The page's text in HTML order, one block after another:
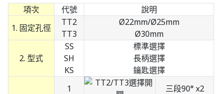
項次 代號
說明
1. 固定孔徑
TT2
TT3
Ø22mm/Ø25mm
Ø30mm
2. 型式
SS
SH
KS
標準選擇
長柄選擇
鑰匙選擇
1 三段90° x2